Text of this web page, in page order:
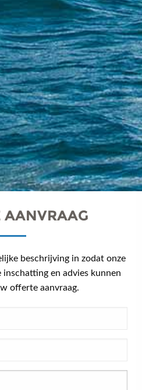
AANVRAAG
beschrijving in zodat onze
inschatting en advies kunnen
offerte aanvraag.